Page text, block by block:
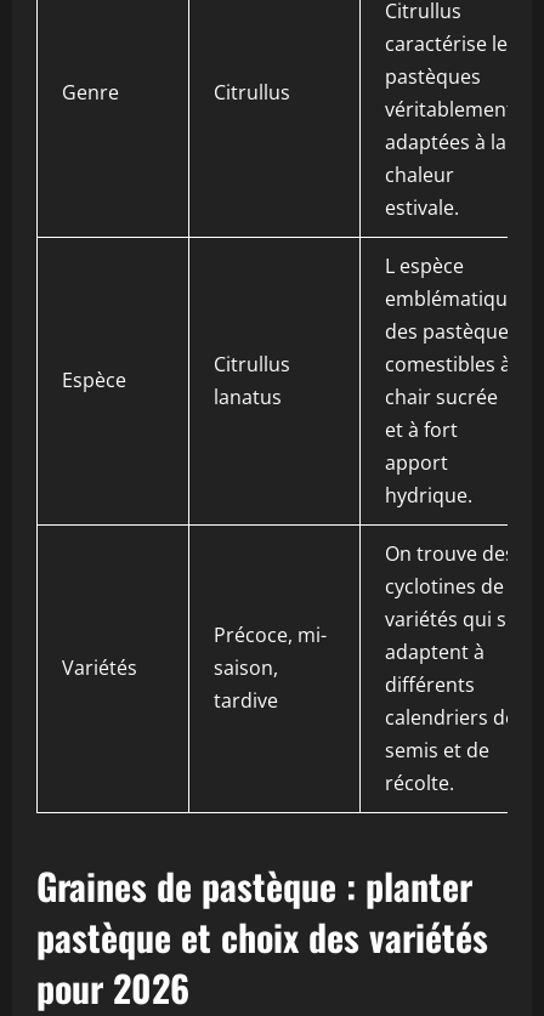
Genre Citrullus
Citrullus
caractérise les
pastèques
véritablement
adaptées à la
chaleur
estivale.
Espèce
Citrullus
lanatus
L espèce
emblématique
des pastèques
comestibles à
chair sucrée
et à fort
apport
hydrique.
Variétés
Précoce, mi-
saison,
tardive
On trouve des
cyclotines de
variétés qui s
adaptent à
différents
calendriers de
semis et de
récolte.
Graines de pastèque : planter
pastèque et choix des variétés
pour 2026